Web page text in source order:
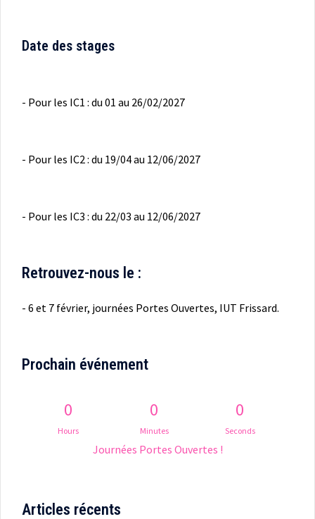
Date des stages
- Pour les IC1 : du 01 au 26/02/2027
- Pour les IC2 : du 19/04 au 12/06/2027
- Pour les IC3 : du 22/03 au 12/06/2027
Retrouvez-nous le :
- 6 et 7 février, journées Portes Ouvertes, IUT Frissard.
Prochain événement
0
Hours
0
Minutes
0
Seconds
Journées Portes Ouvertes !
Articles récents